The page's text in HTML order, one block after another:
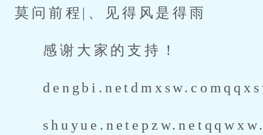
莫问前程|、见得风是得雨
感谢大家的支持！